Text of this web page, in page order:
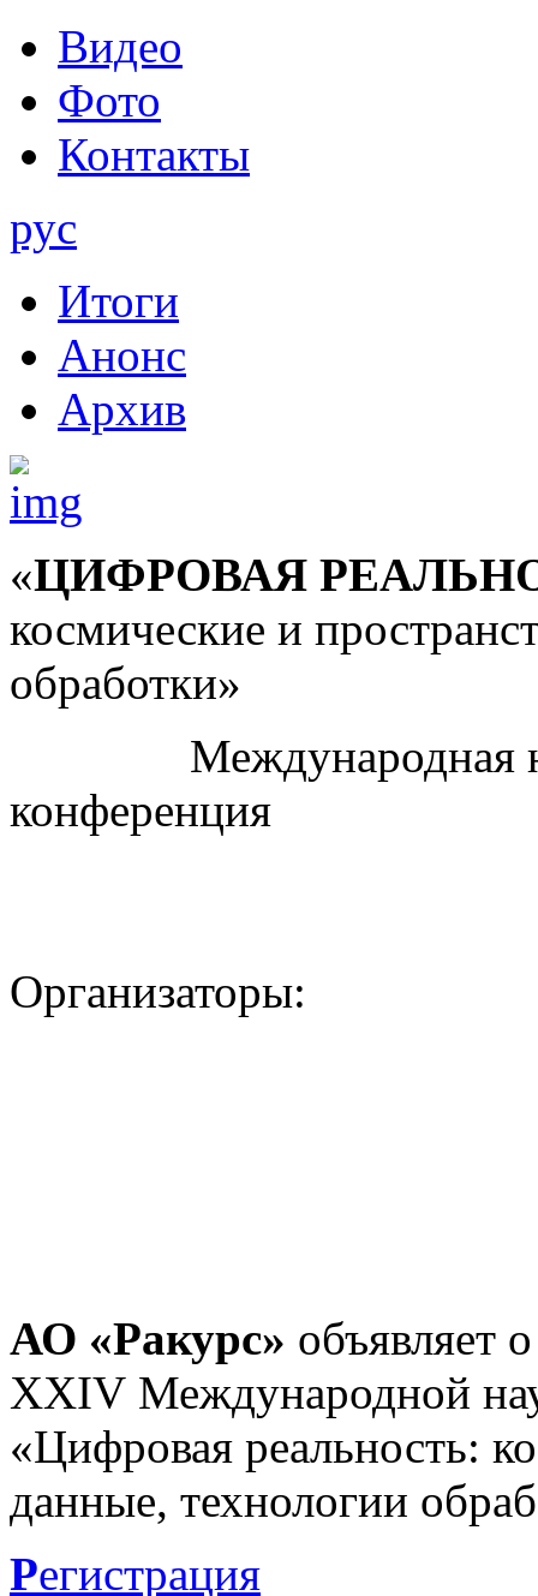
Видео
Фото
Контакты
рус
Итоги
Анонс
Архив
«ЦИФРОВАЯ
космические и
обработки»
Международная
конференция
Организаторы:
АО «Ракурс» объявляет
XXIV Международной
«Цифровая реальность:
данные, технологии
Регистрация